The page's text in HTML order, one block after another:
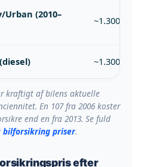
Urban (2010–
~1.300 kr.
~1.300 kr.
kraftigt af bilens aktuelle
En 107 fra 2006 koster
end en fra 2013. Se fuld
bilforsikring priser.
efter